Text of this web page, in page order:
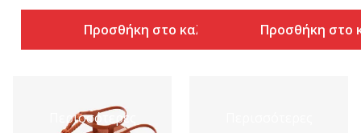
Προσθήκη στο καλάθι Προσθήκη στο
Περισσότερες